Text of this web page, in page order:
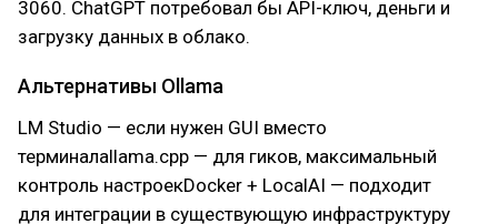
3060. ChatGPT потребовал бы API-ключ, деньги и
загрузку данных в облако.
Альтернативы Ollama
LM Studio — если нужен GUI вместо
терминалаllama.cpp — для гиков, максимальный
контроль настроекDocker + LocalAI — подходит
для интеграции в существующую инфраструктуру